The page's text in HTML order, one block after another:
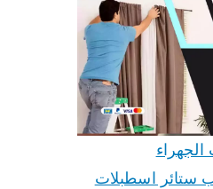
تركيب ستائر اسطبلات